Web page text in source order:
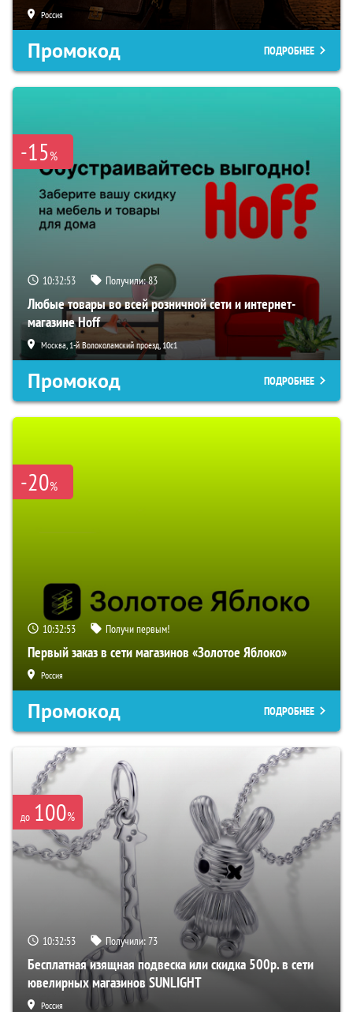
Россия
Промокод ПОДРОБНЕЕ
-15%
10:32:52 Получили:83
Любые товары во всей розничной сети и интернет-
магазине Hoff
Москва, 1-й Волоколамский проезд, 10с1
Промокод ПОДРОБНЕЕ
-20%
10:32:52 Получи первым!
Первый заказ в сети магазинов «Золотое Яблоко»
Россия
Промокод ПОДРОБНЕЕ
до 100%
10:32:52 Получили:73
Бесплатная изящная подвеска или скидка 500р. в сети
ювелирных магазинов SUNLIGHT
Россия